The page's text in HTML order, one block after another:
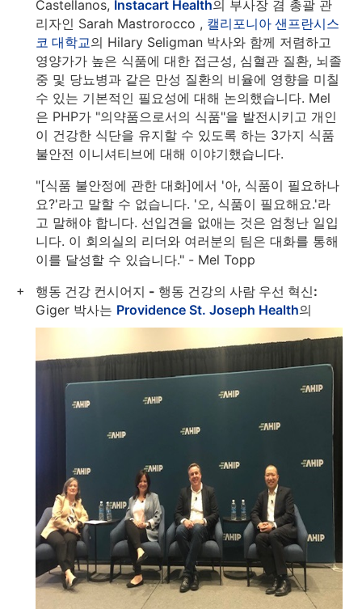
Castellanos, Instacart Health의 부사장 겸 총괄 관
리자인 Sarah Mastrorocco , 캘리포니아 샌프란시스
코 대학교의 Hilary Seligman 박사와 함께 저렴하고
영양가가 높은 식품에 대한 접근성, 심혈관 질환, 뇌졸
중 및 당뇨병과 같은 만성 질환의 비율에 영향을 미칠
수 있는 기본적인 필요성에 대해 논의했습니다. Mel
은 PHP가 "의약품으로서의 식품"을 발전시키고 개인
이 건강한 식단을 유지할 수 있도록 하는 3가지 식품
불안전 이니셔티브에 대해 이야기했습니다.
"[식품 불안정에 관한 대화]에서 '아, 식품이 필요하나
요?'라고 말할 수 없습니다. '오, 식품이 필요해요.'라
고 말해야 합니다. 선입견을 없애는 것은 엄청난 일입
니다. 이 회의실의 리더와 여러분의 팀은 대화를 통해
이를 달성할 수 있습니다." - Mel Topp
행동 건강 컨시어지 - 행동 건강의 사람 우선 혁신:
Giger 박사는 Providence St. Joseph Health의